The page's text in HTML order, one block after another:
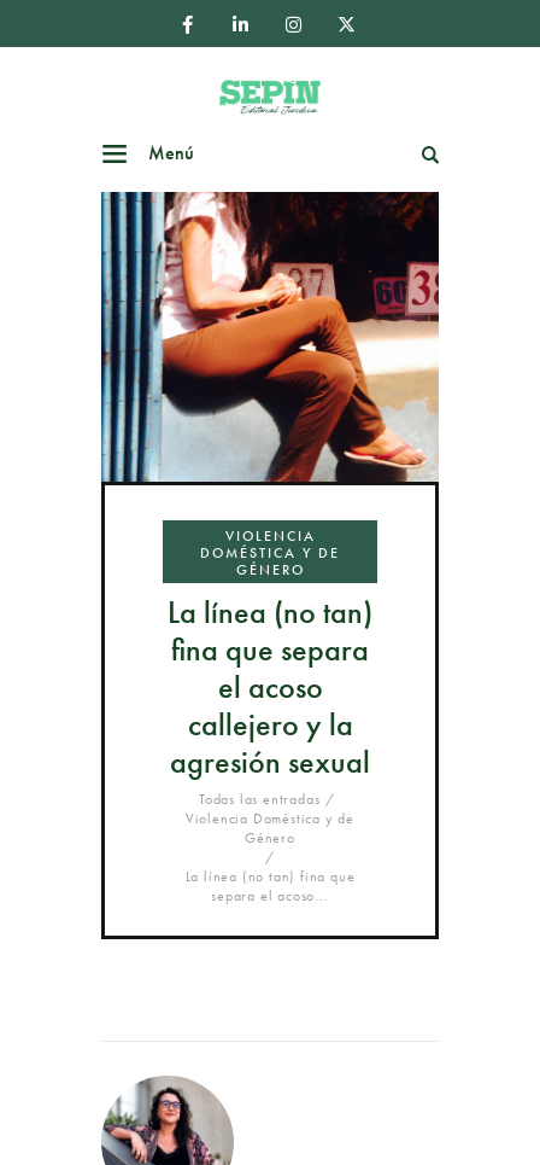
Menú
VIOLENCIA
DOMÉSTICA Y DE
GÉNERO
La línea (no tan)
fina que separa
el acoso
callejero y la
agresión sexual
Todas las entradas
Violencia Doméstica y de
Género
La línea (no tan) fina que
separa el acoso...